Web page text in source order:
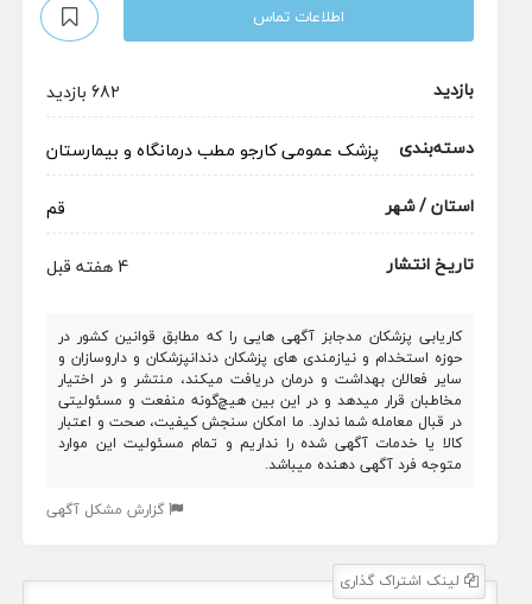
اطلاعات تماس
بازدید
682 بازدید
دسته‌بندی
پزشک عمومیکارجو مطبدرمانگاه و بیمارستان
استان / شهر
قم
تاریخ انتشار
4 هفته قبل
کاریابی پزشکان مدجابز آگهی هایی را که مطابق قوانین کشور در
حوزه استخدام و نیازمندی های پزشکان دندانپزشکان و داروسازان و
سایر فعالان بهداشت و درمان دریافت میکند، منتشر و در اختیار
مخاطبان قرار میدهد و در این بین هیچ‌گونه منفعت و مسئولیتی
در قبال معامله شما ندارد. ما امکان سنجش کیفیت، صحت و اعتبار
کالا یا خدمات آگهی شده را نداریم و تمام مسئولیت این موارد
متوجه فرد آگهی دهنده میباشد.
گزارش مشکل آگهی
لینک اشتراک گذاری